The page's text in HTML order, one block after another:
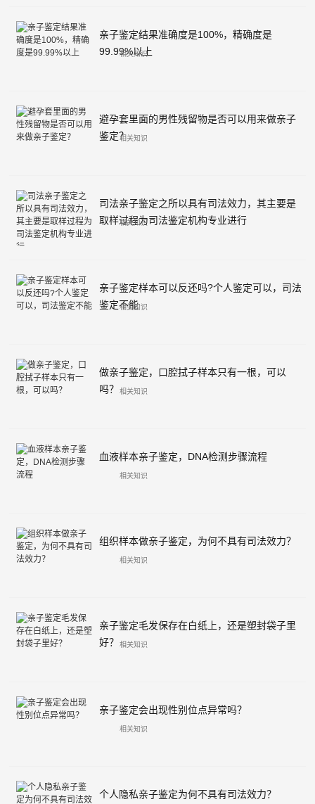
亲子鉴定结果准确度是100%，精确度是
99.99%以上
相关知识
避孕套里面的男性残留物是否可以用来做亲子
鉴定？相关知识
司法亲子鉴定之所以具有司法效力，其主要是
取样过程为司法鉴定机构专业进行
相关知识
亲子鉴定样本可以反还吗?个人鉴定可以，司法
鉴定不能
相关知识
做亲子鉴定，口腔拭子样本只有一根，可以
吗？
相关知识
血液样本亲子鉴定，DNA检测步骤流程
相关知识
组织样本做亲子鉴定，为何不具有司法效力？
相关知识
亲子鉴定毛发保存在白纸上，还是塑封袋子里
好？
相关知识
亲子鉴定会出现性别位点异常吗？
相关知识
个人隐私亲子鉴定为何不具有司法效力？